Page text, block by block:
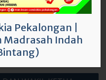
Pekalongan
Madrasah Indah